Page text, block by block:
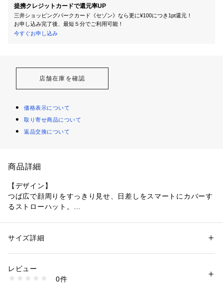
提携クレジットカードで還元率UP
三井ショッピングパークカード《セゾン》なら更に¥100につき1pt還元！
お申し込み完了後、最短５分でご利用可能！
今すぐお申し込み
店舗在庫を確認
価格表示について
取り寄せ商品について
返品交換について
商品詳細
【デザイン】
つば広で顔周りをすっきり見せ、日差しをスマートにカバーす
るストローハット。
す。
通気性に富んだストロー素材でとても軽やか。
長時間かぶってもムレにくく、適度なハリで形をきれいにキー
性別：レディース
素材：本体: 分類外繊維（紙）100％ リボン部分: ポリエステル100％
商品番号：
040-05490 （ショップ）
サイズ詳細
レビュー
0件